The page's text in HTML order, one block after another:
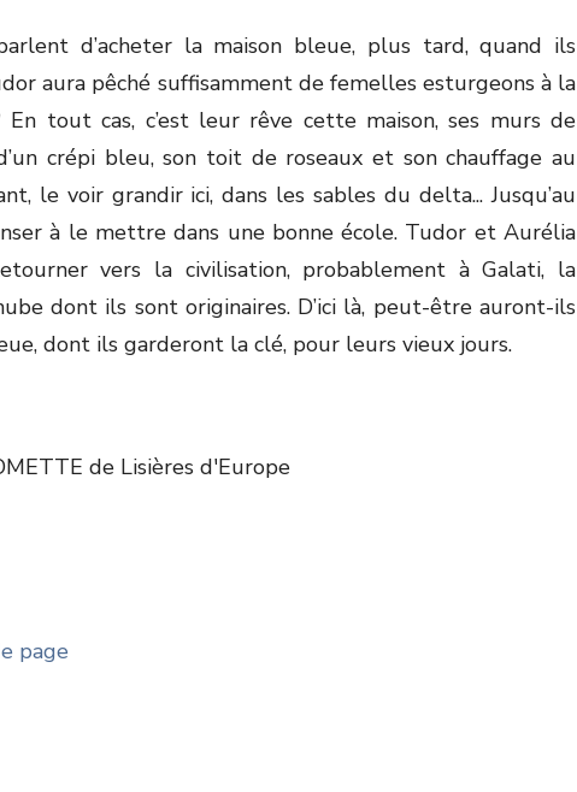
d’acheter la maison bleue, plus tard, quand ils
aura pêché suffisamment de femelles esturgeons à la
tout cas, c’est leur rêve cette maison, ses murs de
crépi bleu, son toit de roseaux et son chauffage au
le voir grandir ici, dans les sables du delta... Jusqu’au
à le mettre dans une bonne école. Tudor et Aurélia
vers la civilisation, probablement à Galati, la
dont ils sont originaires. D’ici là, peut-être auront-ils
dont ils garderont la clé, pour leurs vieux jours.
de Lisières d'Europe
page